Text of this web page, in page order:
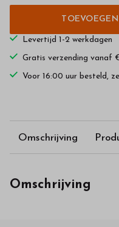
Levertijd 1-2 werkdagen
Gratis verzending vanaf
Voor 16:00 uur besteld,
Omschrijving
Omschrijving